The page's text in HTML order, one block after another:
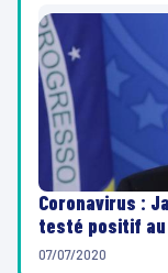
Coronavirus :
testé positif au
07/07/2020